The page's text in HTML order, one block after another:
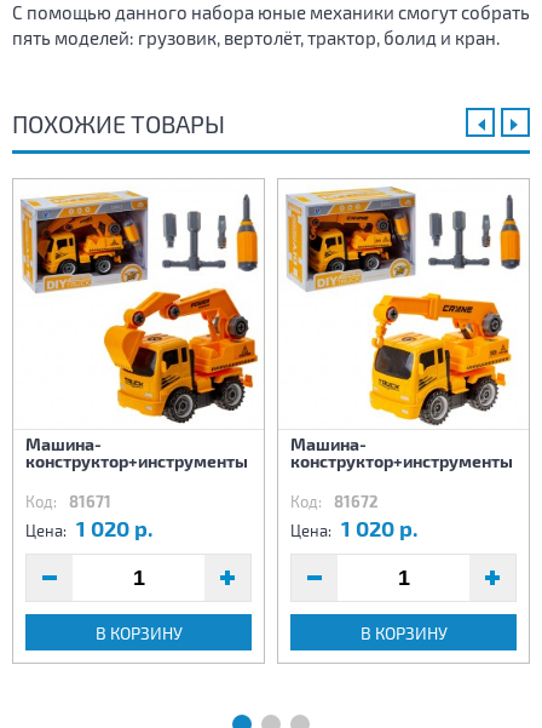
С помощью данного набора юные механики смогут собрать
пять моделей: грузовик, вертолёт, трактор, болид и кран.
ПОХОЖИЕ ТОВАРЫ
Машина-
конструктор+инструменты
Код: 81671
Цена: 1 020 р.
В КОРЗИНУ
Машина-
конструктор+инструменты
Код: 81672
Цена: 1 020 р.
В КОРЗИНУ